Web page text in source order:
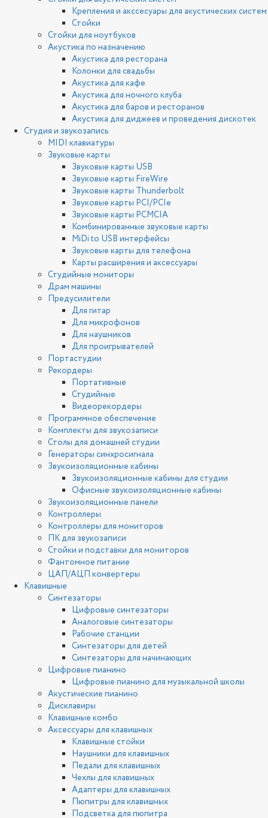
Крепления и акссесуары для акустических систем
Стойки
Стойки для ноутбуков
Акустика по назначению
Акустика для ресторана
Колонки для свадьбы
Акустика для кафе
Акустика для ночного клуба
Акустика для баров и ресторанов
Акустика для диджеев и проведения дискотек
Студия и звукозапись
MIDI клавиатуры
Звуковые карты
Звуковые карты USB
Звуковые карты FireWire
Звуковые карты Thunderbolt
Звуковые карты PCI/PCIe
Звуковые карты PCMCIA
Комбинированные звуковые карты
MiDi to USB интерфейсы
Звуковые карты для телефона
Карты расширения и аксессуары
Студийные мониторы
Драм машины
Предусилители
Для гитар
Для микрофонов
Для наушников
Для проигрывателей
Портастудии
Рекордеры
Портативные
Студийные
Видеорекордеры
Программное обеспечение
Комплекты для звукозаписи
Столы для домашней студии
Генераторы синхросигнала
Звукоизоляционные кабины
Звукоизоляционные кабины для студии
Офисные звукоизоляционные кабины
Звукоизоляционные панели
Контроллеры
Контроллеры для мониторов
ПК для звукозаписи
Стойки и подставки для мониторов
Фантомное питание
ЦАП/АЦП конвертеры
Клавишные
Синтезаторы
Цифровые синтезаторы
Аналоговые синтезаторы
Рабочие станции
Синтезаторы для детей
Синтезаторы для начинающих
Цифровые пианино
Цифровые пианино для музыкальной школы
Акустические пианино
Дисклавиры
Клавишные комбо
Аксессуары для клавишных
Клавишные стойки
Наушники для клавишных
Педали для клавишных
Чехлы для клавишных
Адаптеры для клавишных
Пюпитры для клавишных
Подсветка для пюпитра